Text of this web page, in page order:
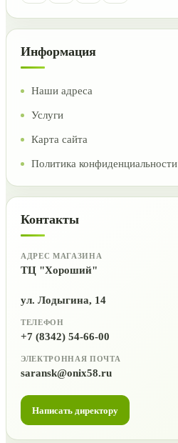
Информация
Наши адреса
Услуги
Карта сайта
Политика конфиденциальности
Контакты
АДРЕС МАГАЗИНА
ТЦ "Хороший"
ул. Лодыгина, 14
ТЕЛЕФОН
+7 (8342) 54-66-00
ЭЛЕКТРОННАЯ ПОЧТА
saransk@onix58.ru
Написать директору